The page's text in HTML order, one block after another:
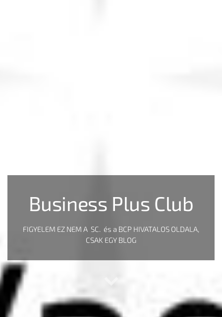
Business Plus Club
FIGYELEM EZ NEM A SC. és a BCP HIVATALOS OLDALA,
CSAK EGY BLOG